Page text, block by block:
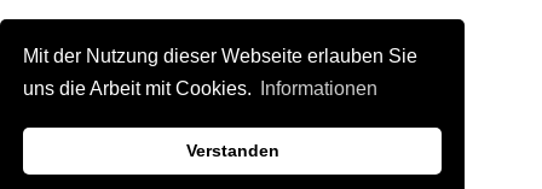
Mit der Nutzung dieser Webseite erlauben Sie
uns die Arbeit mit Cookies.
Informationen
Verstanden
Intelligenz für Fräsmaschinen